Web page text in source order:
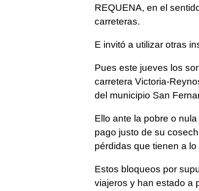
REQUENA, en el
carreteras.
E invitó a utilizar otras
Pues este jueves los
carretera Victoria-
del municipio San
Ello ante la pobre o
pago justo de su
pérdidas que tienen a
Estos bloqueos por
viajeros y han estado a